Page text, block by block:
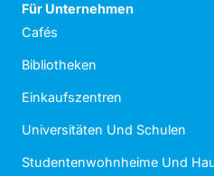
Für Unternehmen
Cafés
Bibliotheken
Einkaufszentren
Universitäten Und Schulen
Studentenwohnheime Und